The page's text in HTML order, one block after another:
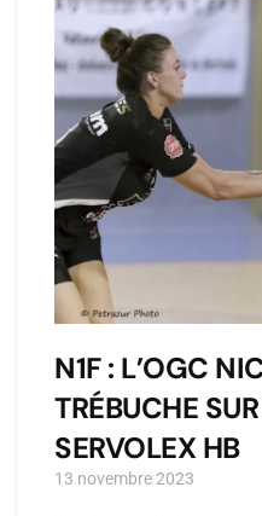
N1F : L’OGC
TRÉBUCHE
SERVOLEX HB
13 novembre 2023